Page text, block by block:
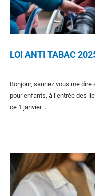
LOI ANTI TABAC
Bonjour, sauriez vous me
pour enfants, à l’entrée des
ce 1 janvier …